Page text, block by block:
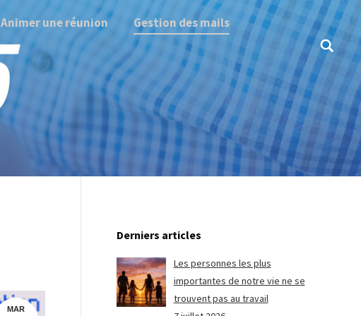
Animer une réunion Gestion des mails
Search:
MAR
Derniers articles
Les personnes les plus
importantes de notre vie ne se
trouvent pas au travail